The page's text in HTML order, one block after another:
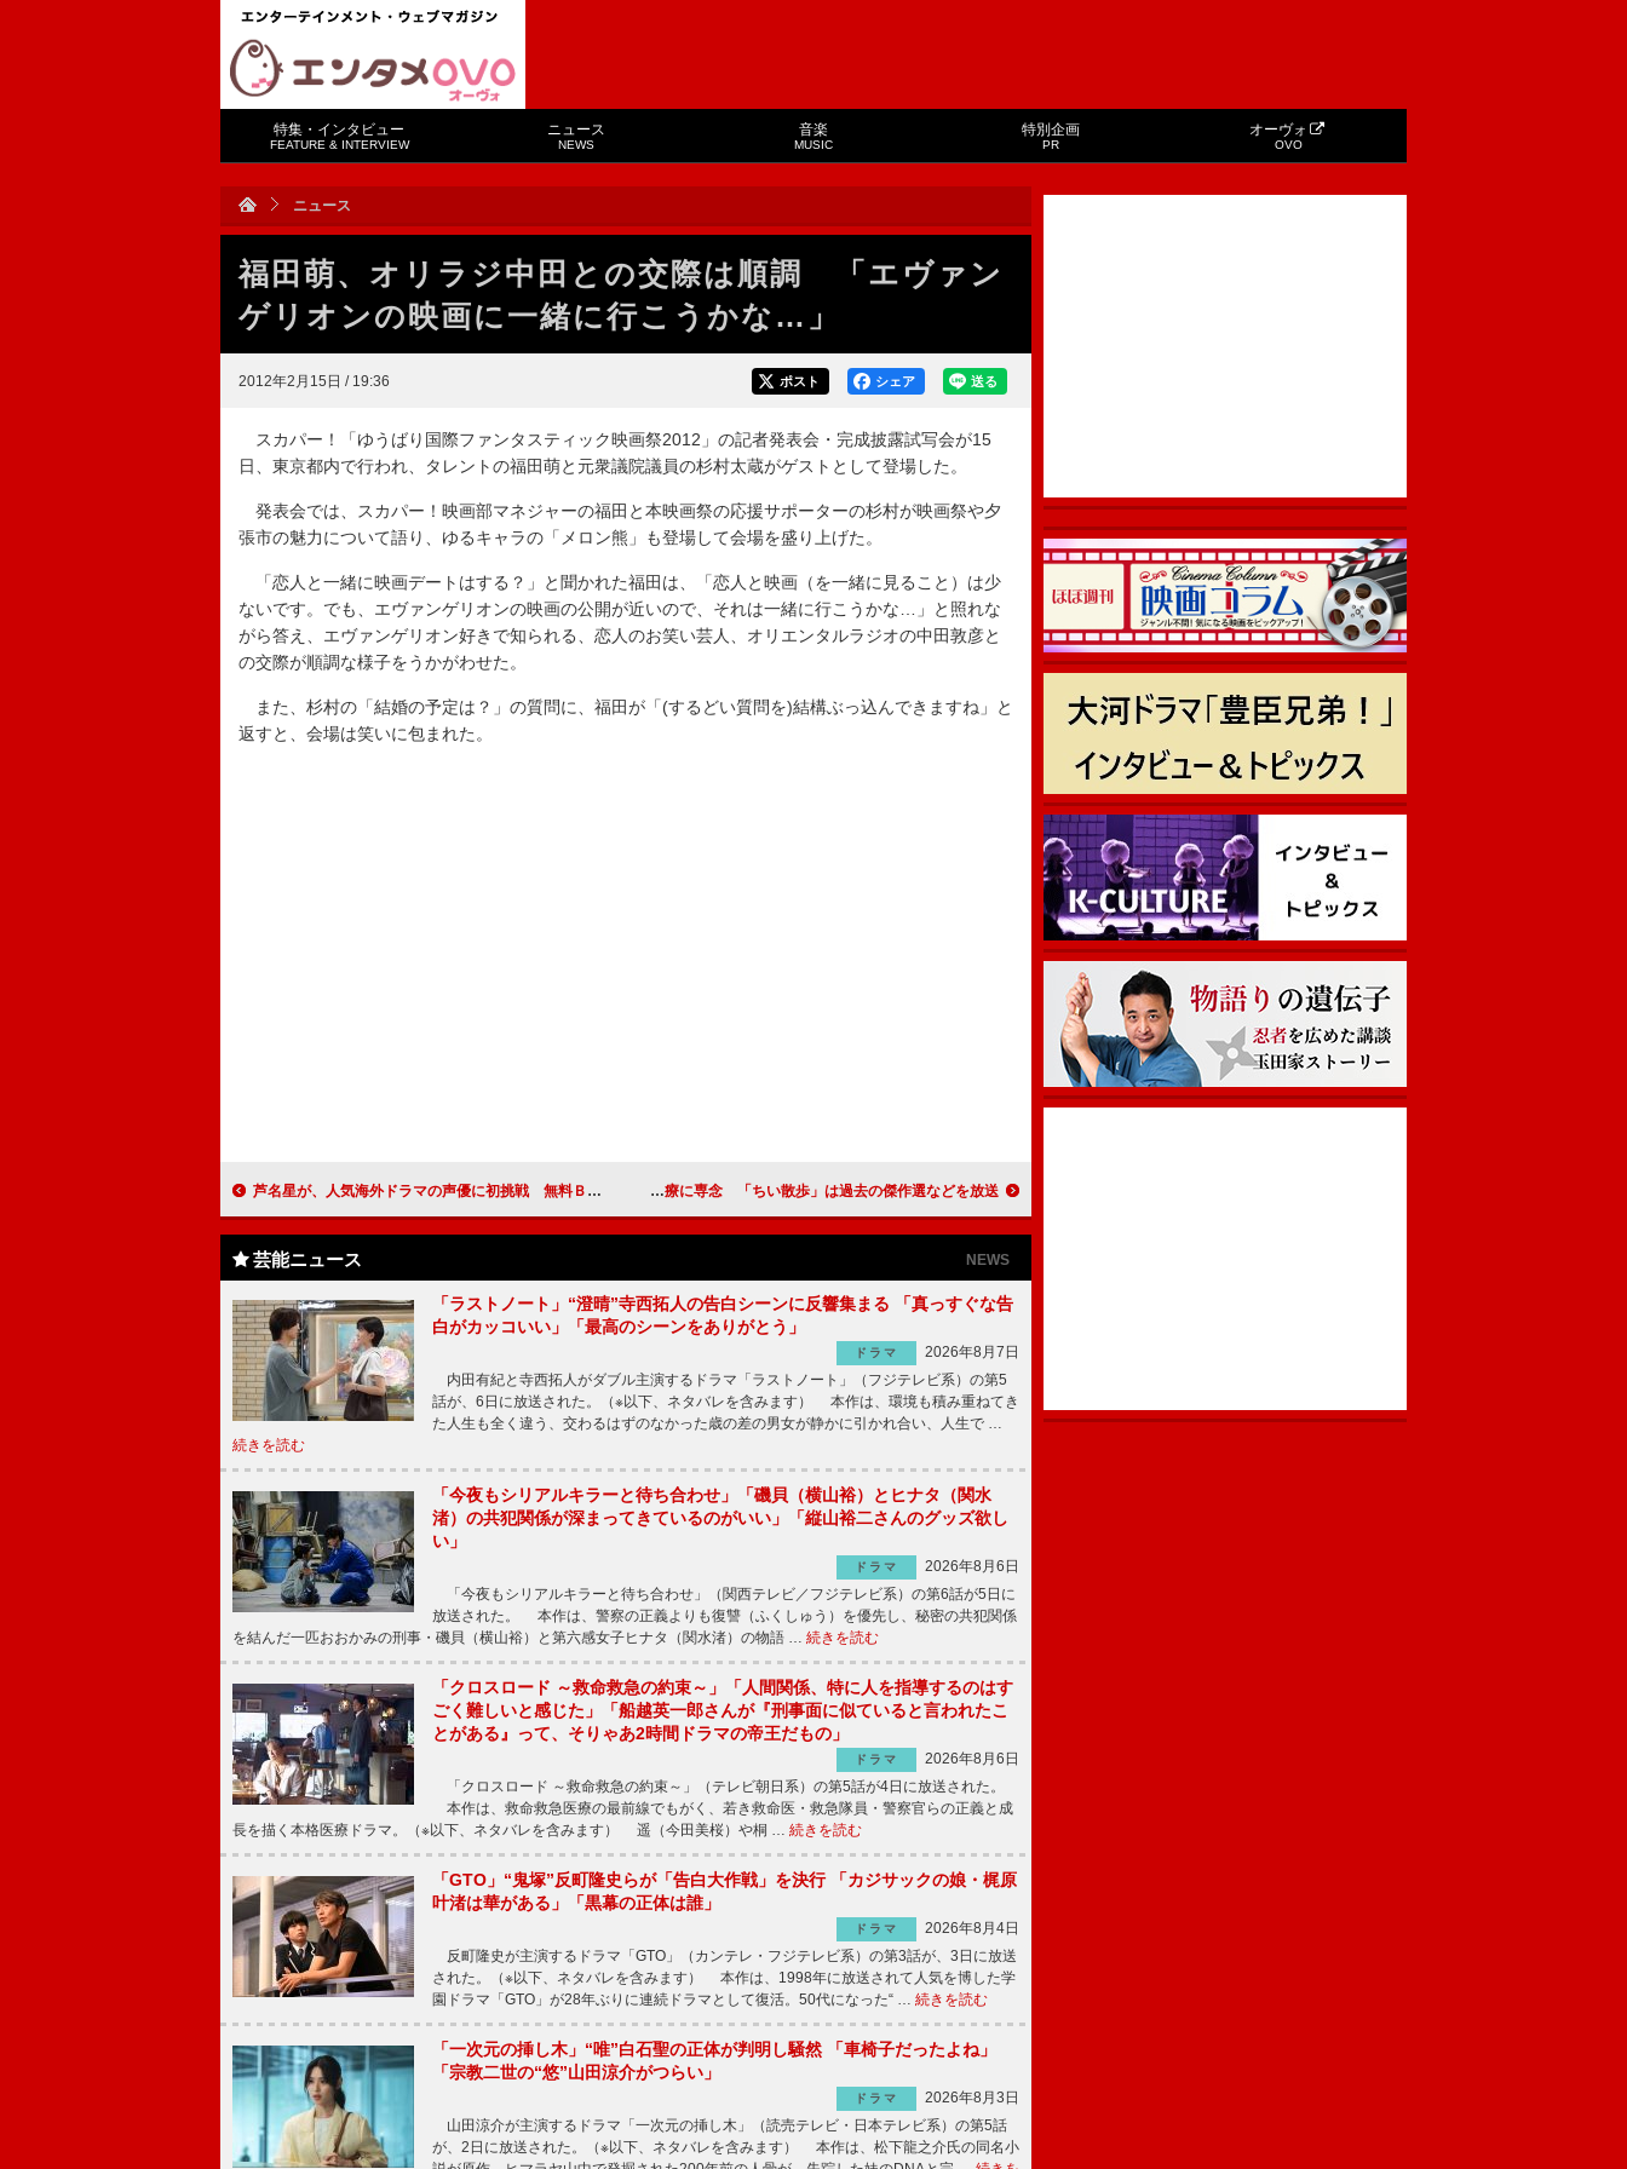
特集・インタビュー
FEATURE & INTERVIEW
ニュース
NEWS
音楽
MUSIC
特別企画
PR
オーヴォ
OVO
ニュース
福田萌、オリラジ中田との交際は順調 「エヴァン
ゲリオンの映画に一緒に行こうかな…」
2012年2月15日 / 19:36 送る
シェア
ポスト
スカパー！「ゆうばり国際ファンタスティック映画祭2012」の記者発表会・完成披露試写会が15
日、東京都内で行われ、タレントの福田萌と元衆議院議員の杉村太蔵がゲストとして登場した。
発表会では、スカパー！映画部マネジャーの福田と本映画祭の応援サポーターの杉村が映画祭や夕
張市の魅力について語り、ゆるキャラの「メロン熊」も登場して会場を盛り上げた。
「恋人と一緒に映画デートはする？」と聞かれた福田は、「恋人と映画（を一緒に見ること）は少
ないです。でも、エヴァンゲリオンの映画の公開が近いので、それは一緒に行こうかな…」と照れな
がら答え、エヴァンゲリオン好きで知られる、恋人のお笑い芸人、オリエンタルラジオの中田敦彦と
の交際が順調な様子をうかがわせた。
また、杉村の「結婚の予定は？」の質問に、福田が「(するどい質問を)結構ぶっ込んできますね」と
返すと、会場は笑いに包まれた。
芦名星が、人気海外ドラマの声優に初挑戦 無料ＢＳチャンネル「Dlife」が開局！ 地井武男、心不全の精査と治療に専念 「ちい散歩」は過去の傑作選などを放送
芸能ニュース NEWS
「ラストノート」“澄晴”寺西拓人の告白シーンに反響集まる 「真っすぐな告
白がカッコいい」「最高のシーンをありがとう」
ドラマ
2026年8月7日
内田有紀と寺西拓人がダブル主演するドラマ「ラストノート」（フジテレビ系）の第5
話が、6日に放送された。（※以下、ネタバレを含みます） 本作は、環境も積み重ねてき
た人生も全く違う、交わるはずのなかった歳の差の男女が静かに引かれ合い、人生で …
続きを読む
「今夜もシリアルキラーと待ち合わせ」「磯貝（横山裕）とヒナタ（関水
渚）の共犯関係が深まってきているのがいい」「縦山裕二さんのグッズ欲し
い」
ドラマ
2026年8月6日
「今夜もシリアルキラーと待ち合わせ」（関西テレビ／フジテレビ系）の第6話が5日に
放送された。 本作は、警察の正義よりも復讐（ふくしゅう）を優先し、秘密の共犯関係
を結んだ一匹おおかみの刑事・磯貝（横山裕）と第六感女子ヒナタ（関水渚）の物語 … 続きを読む
「クロスロード ～救命救急の約束～」「人間関係、特に人を指導するのはす
ごく難しいと感じた」「船越英一郎さんが『刑事面に似ていると言われたこ
とがある』って、そりゃあ2時間ドラマの帝王だもの」
ドラマ
2026年8月6日
「クロスロード ～救命救急の約束～」（テレビ朝日系）の第5話が4日に放送された。
本作は、救命救急医療の最前線でもがく、若き救命医・救急隊員・警察官らの正義と成
長を描く本格医療ドラマ。（※以下、ネタバレを含みます） 遥（今田美桜）や桐 … 続きを読む
「GTO」“鬼塚”反町隆史らが「告白大作戦」を決行 「カジサックの娘・梶原
叶渚は華がある」「黒幕の正体は誰」
ドラマ
2026年8月4日
反町隆史が主演するドラマ「GTO」（カンテレ・フジテレビ系）の第3話が、3日に放送
された。（※以下、ネタバレを含みます） 本作は、1998年に放送されて人気を博した学
園ドラマ「GTO」が28年ぶりに連続ドラマとして復活。50代になった“ … 続きを読む
「一次元の挿し木」“唯”白石聖の正体が判明し騒然 「車椅子だったよね」
「宗教二世の“悠”山田涼介がつらい」
ドラマ
2026年8月3日
山田涼介が主演するドラマ「一次元の挿し木」（読売テレビ・日本テレビ系）の第5話
が、2日に放送された。（※以下、ネタバレを含みます） 本作は、松下龍之介氏の同名小